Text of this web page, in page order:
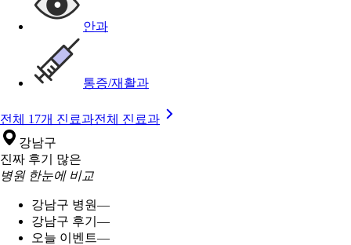
안과
통증/재활과
전체 17개 진료과전체 진료과
강남구
진짜 후기 많은
병원 한눈에 비교
강남구 병원—
강남구 후기 —
오늘 이벤트—